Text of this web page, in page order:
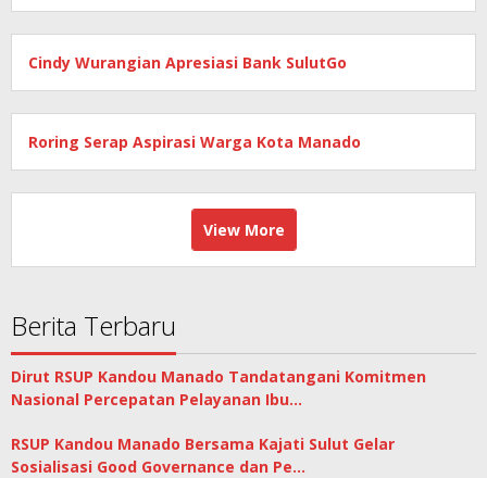
Cindy Wurangian Apresiasi Bank SulutGo
Roring Serap Aspirasi Warga Kota Manado
View More
Berita Terbaru
Dirut RSUP Kandou Manado Tandatangani Komitmen
Nasional Percepatan Pelayanan Ibu…
RSUP Kandou Manado Bersama Kajati Sulut Gelar
Sosialisasi Good Governance dan Pe…